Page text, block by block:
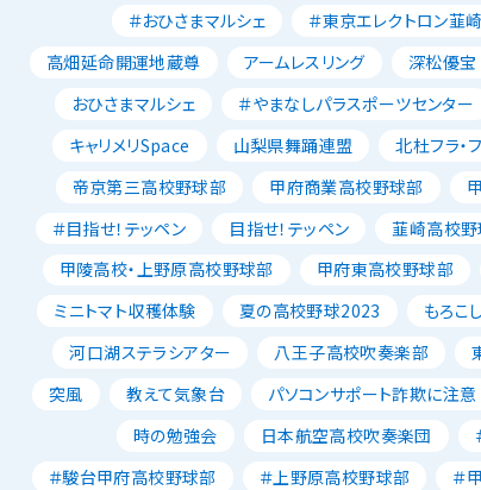
＃おひさまマルシェ
＃東京エレクトロン韮
高畑延命開運地蔵尊
アームレスリング 深松優宝
おひさまマルシェ
＃やまなしパラスポーツセンター
キャリメリSpace
山梨県舞踊連盟 北杜フラ・
帝京第三高校野球部
甲府商業高校野球部
＃目指せ！テッペン
目指せ！テッペン 韮崎高校
甲陵高校・上野原高校野球部
甲府東高校野球部
ミニトマト収穫体験
夏の高校野球2023 もろこ
河口湖ステラシアター
八王子高校吹奏楽部
突風
教えて気象台 パソコンサポート詐欺に注意
時の勉強会
日本航空高校吹奏楽団
＃駿台甲府高校野球部
＃上野原高校野球部 ＃